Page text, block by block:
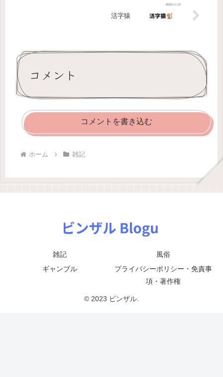
活字猿
コメント
コメントを書き込む
ホーム 雑記
雑記
風俗
ギャンブル
プライバシーポリシー・免責事
項・著作権
© 2023 ビンザル.